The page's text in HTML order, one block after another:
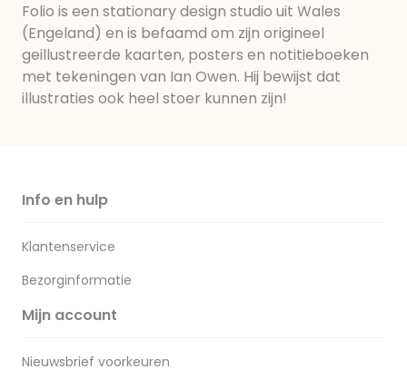
Folio is een stationary design studio uit Wales
(Engeland) en is befaamd om zijn origineel
geillustreerde kaarten, posters en notitieboeken
met tekeningen van Ian Owen. Hij bewijst dat
illustraties ook heel stoer kunnen zijn!
Info en hulp
Klantenservice
Bezorginformatie
Mijn account
Nieuwsbrief voorkeuren